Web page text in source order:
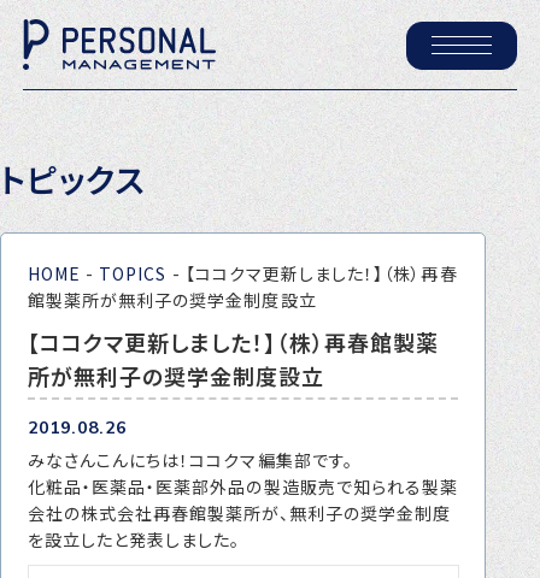
ホーム
パーソナル・マネジメントについて
会社概要
採用情報
トピックス
ニュース
転職をお考えの方へ
トピックス
HOME - TOPICS - 【ココクマ更新しました！】（株）再春
館製薬所が無利子の奨学金制度設立
【ココクマ更新しました！】（株）再春館製薬
所が無利子の奨学金制度設立
2019.08.26
みなさんこんにちは！ココクマ編集部です。
化粧品・医薬品・医薬部外品の製造販売で知られる製薬
会社の株式会社再春館製薬所が、無利子の奨学金制度
を設立したと発表しました。